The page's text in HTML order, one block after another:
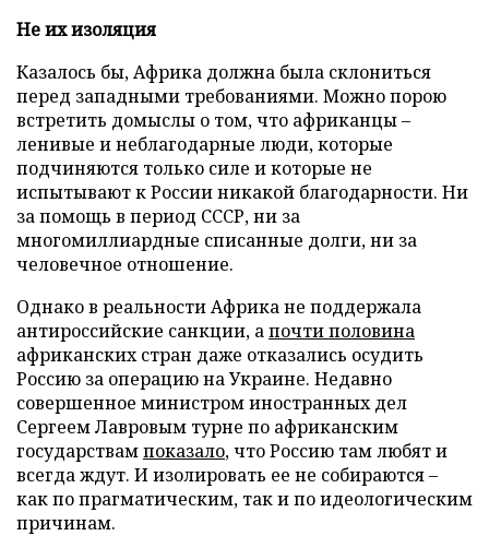
Не их изоляция
Казалось бы, Африка должна была склониться
перед западными требованиями. Можно порою
встретить домыслы о том, что африканцы –
ленивые и неблагодарные люди, которые
подчиняются только силе и которые не
испытывают к России никакой благодарности. Ни
за помощь в период СССР, ни за
многомиллиардные списанные долги, ни за
человечное отношение.
Однако в реальности Африка не поддержала
антироссийские санкции, апочти половина
африканских стран даже отказались осудить
Россию за операцию на Украине. Недавно
совершенное министром иностранных дел
Сергеем Лавровым турне по африканским
государствампоказало, что Россию там любят и
всегда ждут. И изолировать ее не собираются –
как по прагматическим, так и по идеологическим
причинам.